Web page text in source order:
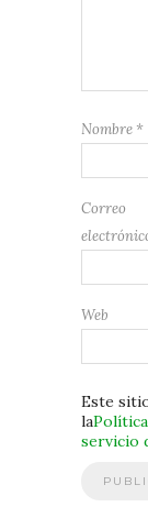
Nombre *
Correo
Web
Este
la
servicio